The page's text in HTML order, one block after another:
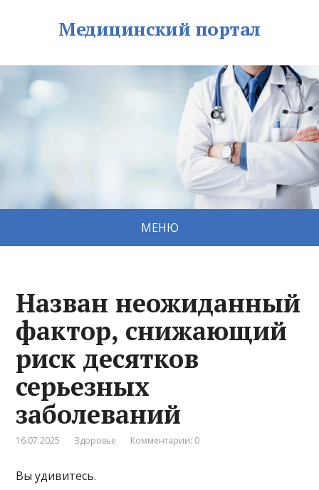
Медицинский портал
МЕНЮ
Назван неожиданный
фактор, снижающий
риск десятков
серьезных
заболеваний
16.07.2025 Здоровье Комментарии: 0
Вы удивитесь.